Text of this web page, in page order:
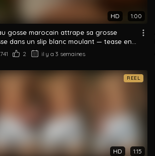
HD 1:00
gosse marocain attrape sa grosse
dans un slip blanc moulant — tease en
741 2 il y a 3 semaines
REEL
HD 1:15